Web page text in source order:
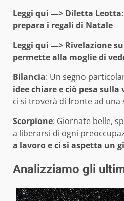
Leggi qui —> Diletta
prepara i regali di Natale
Leggi qui —> Rivelazione
permette alla moglie di
Bilancia: Un segno
idee chiare e ciò pesa sulla
ci si troverà di fronte ad
Scorpione: Giornate belle,
a liberarsi di ogni
a lavoro e ci si aspetta un
Analizziamo gli